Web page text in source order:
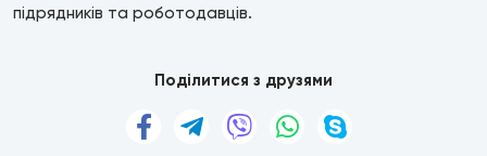
підрядників та роботодавців.
Поділитися з друзями